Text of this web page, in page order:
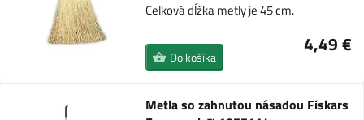
Celková dĺžka metly je 45 cm.
4,49 €
Do košíka
Metla so zahnutou násadou Fiskars